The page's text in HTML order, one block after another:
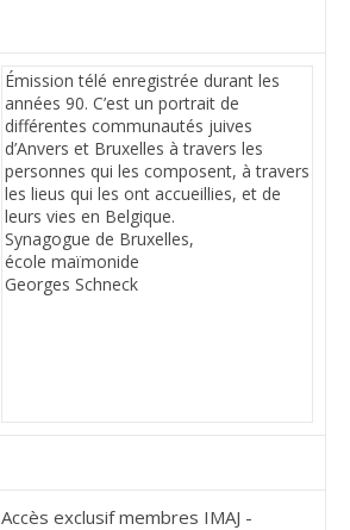
Accès exclusif membres IMAJ -